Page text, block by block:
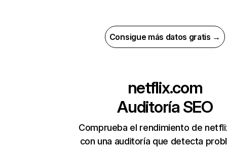
Consigue más datos gratis →
netflix.com
Auditoría SEO
Comprueba el rendimiento de
con una auditoría que detecta